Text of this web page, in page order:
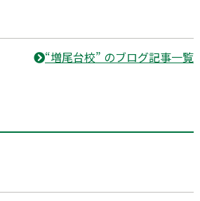
“増尾台校” のブログ記事一覧